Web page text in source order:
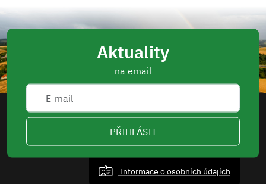
Aktuality
na email
PŘIHLÁSIT
Informace o osobních údajích